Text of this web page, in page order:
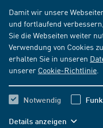
Damit wir unsere
und fortlaufend
Sie die Webseiten weiter
Verwendung von Cookies
erhalten Sie in unseren
unserer Cookie-Richtlinie
Notwendig
Details anzeigen